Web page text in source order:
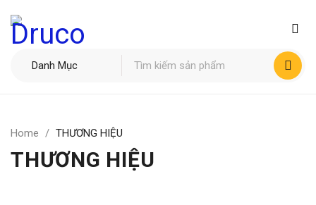
THƯƠNG HIỆU
Home / THƯƠNG HIỆU